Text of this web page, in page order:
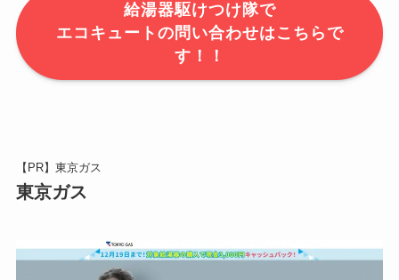
給湯器駆けつけ隊で
エコキュートの問い合わせはこちらで
す！！
【PR】東京ガス
東京ガス